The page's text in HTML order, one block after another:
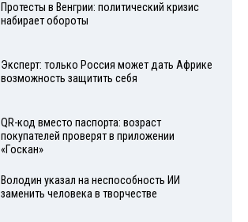
Протесты в Венгрии: политический кризис
набирает обороты
Эксперт: только Россия может дать Африке
возможность защитить себя
QR-код вместо паспорта: возраст
покупателей проверят в приложении
«Госкан»
Володин указал на неспособность ИИ
заменить человека в творчестве